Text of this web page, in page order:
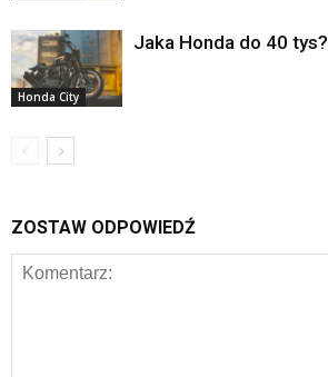
Honda City
Jaka Honda do 40 tys?
ZOSTAW ODPOWIEDŹ